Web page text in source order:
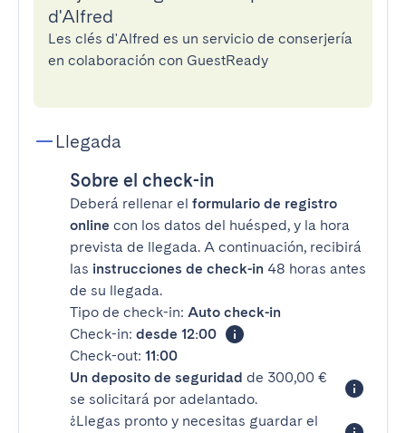
d'Alfred
Les clés d'Alfred es un servicio de conserjería
en colaboración con GuestReady
Llegada
Sobre el check-in
Deberá rellenar el formulario de registro
online con los datos del huésped, y la hora
prevista de llegada. A continuación, recibirá
las instrucciones de check-in 48 horas antes
de su llegada.
Tipo de check-in: Auto check-in
Check-in: desde 12:00
Check-out: 11:00
Un deposito de seguridad de 300,00 €
se solicitará por adelantado.
¿Llegas pronto y necesitas guardar el